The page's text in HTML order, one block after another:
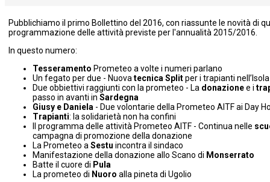
Pubblichiamo il primo Bollettino del 2016, con riassunte le novità di
programmazione delle attività previste per l'annualità 2015/2016.
In questo numero:
Tesseramento Prometeo a volte i numeri parlano
Un fegato per due - Nuova tecnica Splitper i trapianti nell’Isola
Due obbiettivi raggiunti con la prometeo - La donazionee i
passo in avanti in Sardegna
Giusy e Daniela - Due volontarie della Prometeo AITF ai Day
Trapianti: la solidarietà non ha confini
Il programma delle attività Prometeo AITF - Continua nelle
campagna di promozione della donazione
La Prometeo a Sestu incontra il sindaco
Manifestazione della donazione allo Scano di Monserrato
Batte il cuore di Pula
La prometeo di Nuoro alla pineta di Ugolio